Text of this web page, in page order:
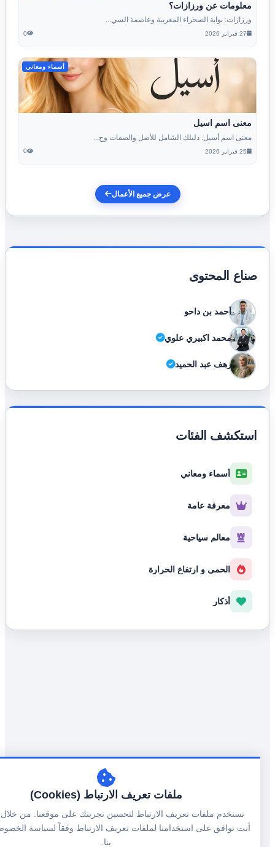
معلومات عن ورزازات؟
ورزازات: بوابة الصحراء المغربية وعاصمة السي...
أسماء ومعاني
معنى اسم اسيل
معنى اسم أسيل: دليلك الشامل للأصل والصفات وح...
عرض جميع الأعمال
صناع المحتوى
أحمد بن داحو
محمد اكبيري علوي
رهف عبد الحميد
استكشف الفئات
أسماء ومعاني
معرفة عامة
معالم سياحية
الحمى و ارتفاع الحرارة
أذكار
ملفات تعريف الارتباط (Cookies)
نستخدم ملفات تعريف الارتباط لتحسين تجربتك على موقعنا. من خلال
أنت توافق على استخدامنا لملفات تعريف الارتباط وفقاً لسياسة الخصوصية